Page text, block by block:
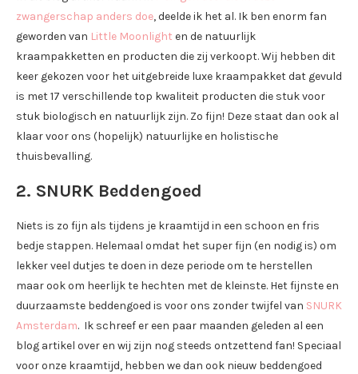
zwangerschap anders doe, deelde ik het al. Ik ben enorm fan
geworden van Little Moonlight en de natuurlijk
kraampakketten en producten die zij verkoopt. Wij hebben dit
keer gekozen voor het uitgebreide luxe kraampakket dat gevuld
is met 17 verschillende top kwaliteit producten die stuk voor
stuk biologisch en natuurlijk zijn. Zo fijn! Deze staat dan ook al
klaar voor ons (hopelijk) natuurlijke en holistische
thuisbevalling.
2. SNURK Beddengoed
Niets is zo fijn als tijdens je kraamtijd in een schoon en fris
bedje stappen. Helemaal omdat het super fijn (en nodig is) om
lekker veel dutjes te doen in deze periode om te herstellen
maar ook om heerlijk te hechten met de kleinste. Het fijnste en
duurzaamste beddengoed is voor ons zonder twijfel van SNURK
Amsterdam. Ik schreef er een paar maanden geleden al een
blog artikel over en wij zijn nog steeds ontzettend fan! Speciaal
voor onze kraamtijd, hebben we dan ook nieuw beddengoed